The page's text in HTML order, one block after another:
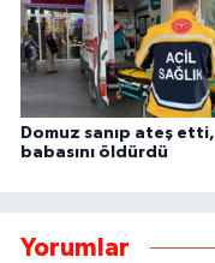
Domuz sanıp ateş etti,
babasını öldürdü
Yorumlar